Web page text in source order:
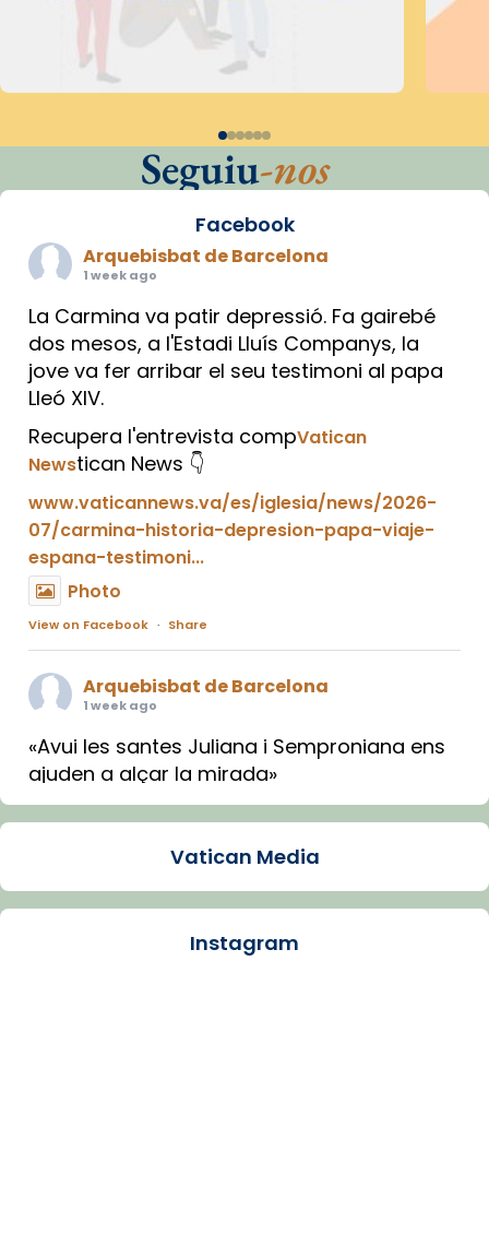
Seguiu-nos
Facebook
Arquebisbat de Barcelona
1 week ago
La Carmina va patir depressió. Fa gairebé
dos mesos, a l'Estadi Lluís Companys, la
jove va fer arribar el seu testimoni al papa
Lleó XIV.
Recupera l'entrevista compVatican
Newstican News 👇
www.vaticannews.va/es/iglesia/news/2026-
07/carmina-historia-depresion-papa-viaje-
espana-testimoni...
Photo
View on Facebook · Share
Arquebisbat de Barcelona
1 week ago
«Avui les santes Juliana i Semproniana ens
ajuden a alçar la mirada»
Mons. Sergi Gordo, bisbe de Tortosa, ha
Santes de Mataró.
🔗tinyurl.com/cvu5jmbk
Vatican Media
Instagram